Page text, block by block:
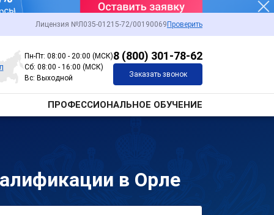
Лицензия №Л035-01215-72/00190069 Проверить
Пн-Пт: 08:00 - 20:00 (МСК)
Сб: 08:00 - 16:00 (МСК)
Вс: Выходной
8 (800) 301-78-62
Заказать звонок
ПРОФЕССИОНАЛЬНОЕ ОБУЧЕНИЕ
в Орле